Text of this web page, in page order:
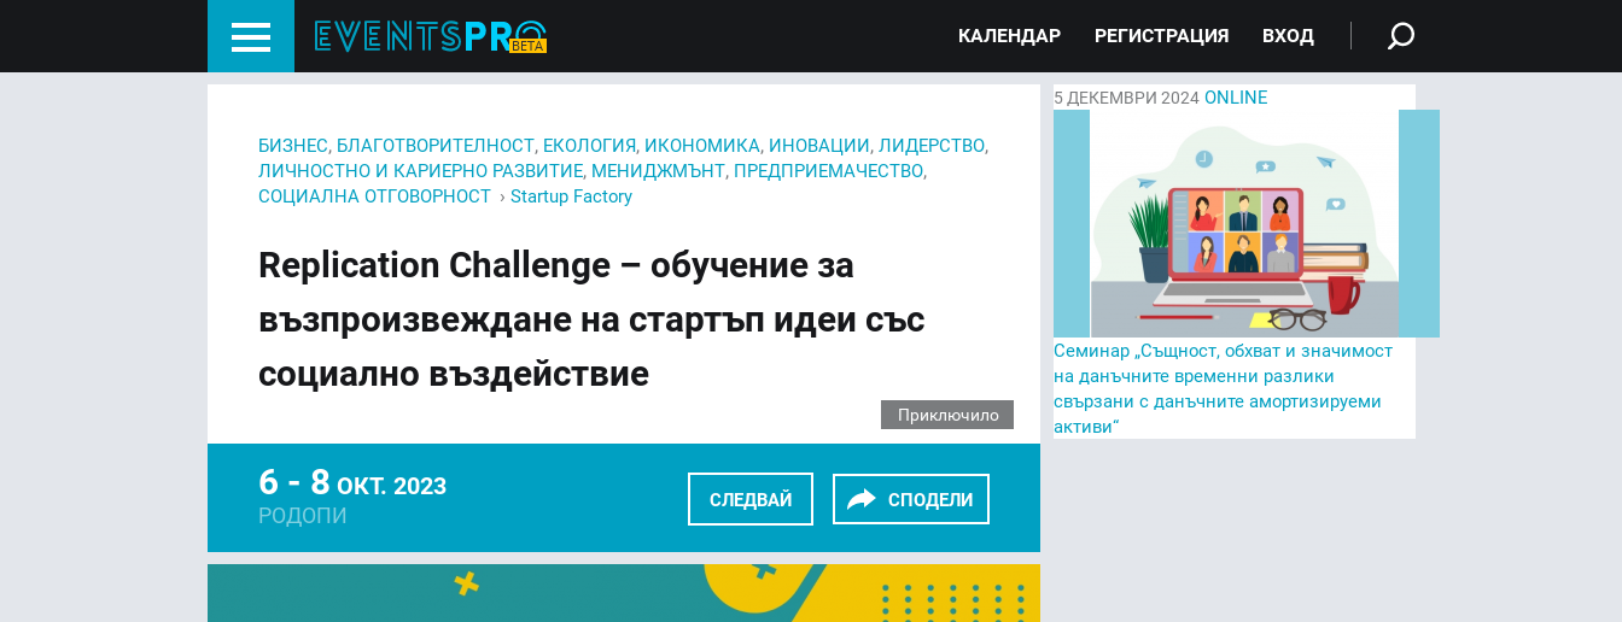
КАЛЕНДАР РЕГИСТРАЦИЯ ВХОД
БИЗНЕС, БЛАГОТВОРИТЕЛНОСТ, ЕКОЛОГИЯ, ИКОНОМИКА, ИНОВАЦИИ, ЛИДЕРСТВО,
ЛИЧНОСТНО И КАРИЕРНО РАЗВИТИЕ, МЕНИДЖМЪНТ, ПРЕДПРИЕМАЧЕСТВО,
СОЦИАЛНА ОТГОВОРНОСТ › Startup Factory
Replication Challenge – обучение за
възпроизвеждане на стартъп идеи със
социално въздействие
Приключило
СЛЕДВАЙ СПОДЕЛИ
6 - 8 ОКТ. 2023
РОДОПИ
TWITTER
5ДЕКЕМВРИ 2024 ONLINE
Семинар „Същност, обхват и значимост
на данъчните временни разлики
свързани с данъчните амортизируеми
активи“